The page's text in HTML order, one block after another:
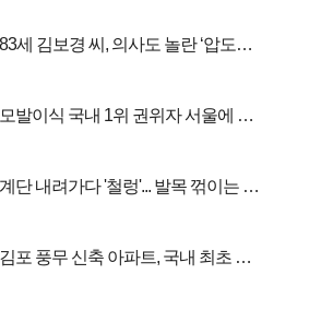
83세 김보경 씨, 의사도 놀란 ‘압도적
모발이식 국내 1위 권위자 서울에 있
계단 내려가다 '철렁'... 발목 꺾이는 이
김포 풍무 신축 아파트, 국내 최초 반